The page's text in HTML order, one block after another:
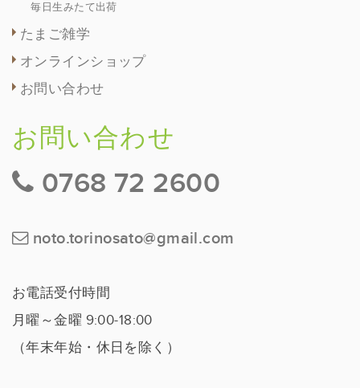
毎日生みたて出荷
たまご雑学
オンラインショップ
お問い合わせ
お問い合わせ
0768 72 2600
noto.torinosato@gmail.com
お電話受付時間
月曜～金曜 9:00-18:00
（年末年始・休日を除く）